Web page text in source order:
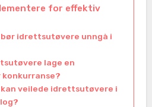
for effektiv
idrettsutøvere unngå i
lage en
veilede idrettsutøvere i